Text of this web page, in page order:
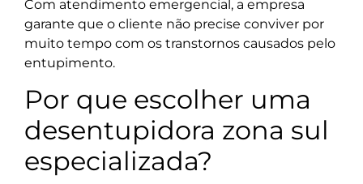
Com atendimento emergencial, a empresa
garante que o cliente não precise conviver por
muito tempo com os transtornos causados pelo
entupimento.
Por que escolher uma
desentupidora zona sul
especializada?